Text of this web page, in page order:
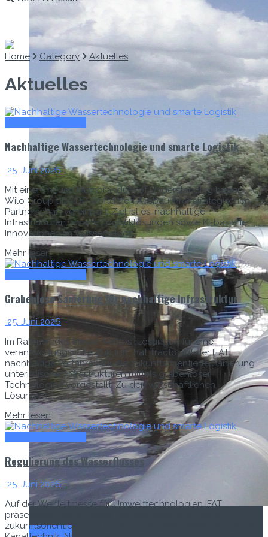
Titel-Thema
Home Category Aktuelles
Aktuelles
Nachhaltige Wassertechnologie und smarte Logistik
25. Juni 2026
Mit einem neuen Memorandum of Understanding haben
Wilo Group und DP World den Ausbau ihrer strategischen
Partnerschaft vereinbart. Ziel ist es, nachhaltige
Infrastrukturen, smarte Logistiklösungen sowie KI-basierte
Innovationen im Wassersektor...
Mehr lesen
Grabenlose Sanierung für nachhaltige Infrastruktur
25. Juni 2026
Im Rahmen des Messe-Mottos „Lösungen für eine
verantwortungsvolle Zukunft“ hat Tracto auf der IFAT
nachhaltige Verfahren für die zukunftsorientierte Sanierung
unterirdischer Infrastrukturen mittels grabenloser
Technologien vorgestellt. Zu den wirtschaftlichen
Lösungen,...
Mehr lesen
Regulierung des Wasserflusses
25. Juni 2026
Auf der Weltleitmesse für Umwelttechnologien IFAT
präsentierte Rehau Water Technologies in München
zukunftsorientierte Lösungen für Regenwassermanagement,